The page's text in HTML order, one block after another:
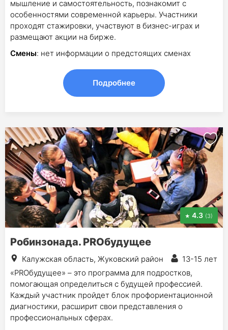
мышление и самостоятельность, познакомит с
особенностями современной карьеры. Участники
проходят стажировки, участвуют в бизнес-играх и
размещают акции на бирже.
Смены: нет информации о предстоящих сменах
Подробнее
4.3 (3)
Робинзонада. PROбудущее
Калужская область, Жуковский район
13-15 лет
«PROбудущее» – это программа для подростков,
помогающая определиться с будущей профессией.
Каждый участник пройдет блок профориентационной
диагностики, расширит свои представления о
профессиональных сферах.